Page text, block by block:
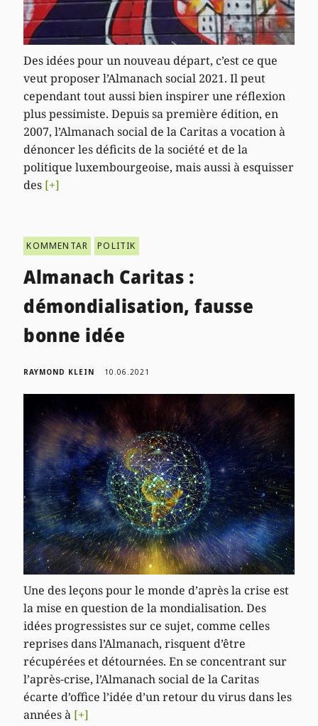
Des idées pour un nouveau départ, c’est ce que
veut proposer l’Almanach social 2021. Il peut
cependant tout aussi bien inspirer une réflexion
plus pessimiste. Depuis sa première édition, en
2007, l’Almanach social de la Caritas a vocation à
dénoncer les déficits de la société et de la
politique luxembourgeoise, mais aussi à esquisser
des [+]
KOMMENTAR POLITIK
Almanach Caritas :
démondialisation, fausse
bonne idée
RAYMOND KLEIN 10.06.2021
Une des leçons pour le monde d’après la crise est
la mise en question de la mondialisation. Des
idées progressistes sur ce sujet, comme celles
reprises dans l’Almanach, risquent d’être
récupérées et détournées. En se concentrant sur
l’après-crise, l’Almanach social de la Caritas
écarte d’office l’idée d’un retour du virus dans les
années à [+]